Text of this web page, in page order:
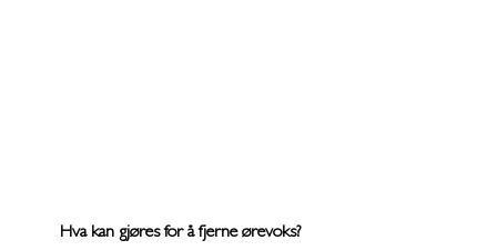
Hva kan gjøres for å fjerne ørevoks?